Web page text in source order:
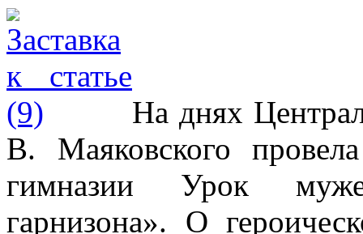
На днях
В. Маяковского
гимназии Урок
гарнизона». О